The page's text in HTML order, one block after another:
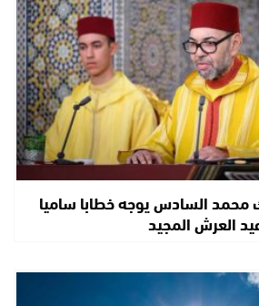
محمد السادس يوجه خطابا ساميا
العرش المجيد